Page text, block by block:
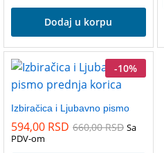
Dodaj u korpu
-10%
Izbiračica i Ljubavno pismo
594,00 RSD 660,00RSD Sa
PDV-om